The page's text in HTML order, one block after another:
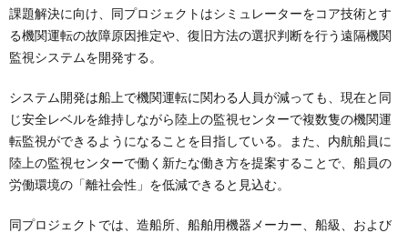
課題解決に向け、同プロジェクトはシミュレーターをコア技術とす
る機関運転の故障原因推定や、復旧方法の選択判断を行う遠隔機関
監視システムを開発する。
システム開発は船上で機関運転に関わる人員が減っても、現在と同
じ安全レベルを維持しながら陸上の監視センターで複数隻の機関運
転監視ができるようになることを目指している。また、内航船員に
陸上の監視センターで働く新たな働き方を提案することで、船員の
労働環境の「離社会性」を低減できると見込む。
同プロジェクトでは、造船所、船舶用機器メーカー、船級、および